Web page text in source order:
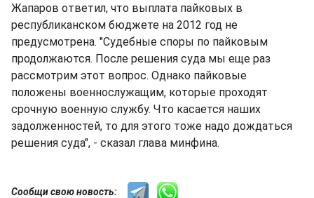
Жапаров ответил, что выплата пайковых в
республиканском бюджете на 2012 год не
предусмотрена. "Судебные споры по пайковым
продолжаются. После решения суда мы еще раз
рассмотрим этот вопрос. Однако пайковые
положены военнослужащим, которые проходят
срочную военную службу. Что касается наших
задолженностей, то для этого тоже надо дождаться
решения суда", - сказал глава минфина.
Сообщи свою новость: